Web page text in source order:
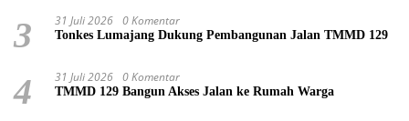
3 31 Juli 2026 0 Komentar
Tonkes Lumajang Dukung Pembangunan Jalan TMMD 129
4 31 Juli 2026 0 Komentar
TMMD 129 Bangun Akses Jalan ke Rumah Warga